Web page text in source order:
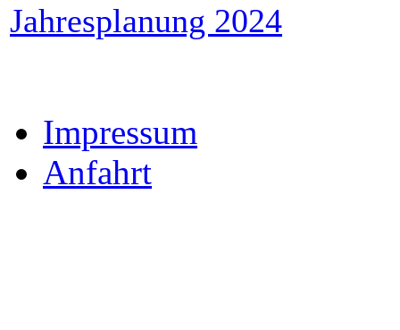
Jahresplanung 2024
Impressum
Anfahrt